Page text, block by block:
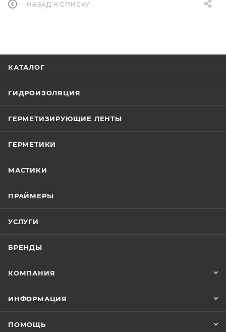
НАЗАД К СПИСКУ
КАТАЛОГ
ГИДРОИЗОЛЯЦИЯ
ГЕРМЕТИЗИРУЮЩИЕ ЛЕНТЫ
ГЕРМЕТИКИ
МАСТИКИ
ПРАЙМЕРЫ
УСЛУГИ
БРЕНДЫ
КОМПАНИЯ
ИНФОРМАЦИЯ
ПОМОЩЬ